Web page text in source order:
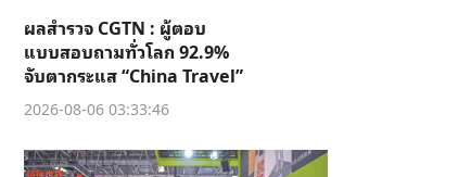
ผลสำรวจ CGTN : ผู้ตอบ
แบบสอบถามทั่วโลก 92.9%
จับตากระแส “China Travel”
2026-08-06 03:33:46